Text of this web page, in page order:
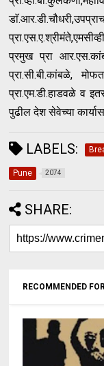
प्रमुख प्रा
प्रा.सी.बी.कांबळे,
प्रा.एम.डी.हाडवळे व
पुढील देश सेवेच्या
LABELS:
Pune 2074
SHARE:
RECOMMENDED